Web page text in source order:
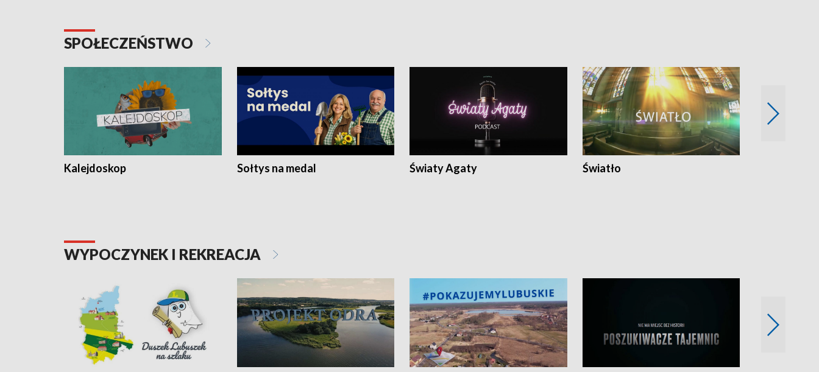
SPOŁECZEŃSTWO
Kalejdoskop Sołtys na medal Światy Agaty Światło
WYPOCZYNEK I REKREACJA